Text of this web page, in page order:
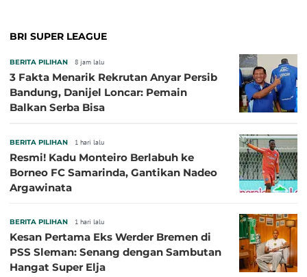
BRI SUPER LEAGUE
BERITA PILIHAN 8 jam lalu
3 Fakta Menarik Rekrutan Anyar Persib
Bandung, Danijel Loncar: Pemain
Balkan Serba Bisa
BERITA PILIHAN 1 hari lalu
Resmi! Kadu Monteiro Berlabuh ke
Borneo FC Samarinda, Gantikan Nadeo
Argawinata
BERITA PILIHAN 1 hari lalu
Kesan Pertama Eks Werder Bremen di
PSS Sleman: Senang dengan Sambutan
Hangat Super Elja